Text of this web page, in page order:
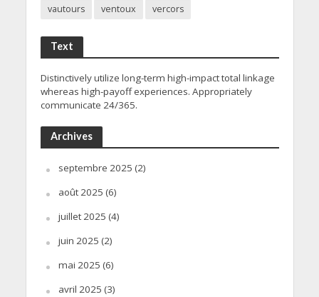
vautours
ventoux vercors
Text
Distinctively utilize long-term high-impact total linkage
whereas high-payoff experiences. Appropriately
communicate 24/365.
Archives
septembre 2025 (2)
août 2025 (6)
juillet 2025 (4)
juin 2025 (2)
mai 2025 (6)
avril 2025 (3)